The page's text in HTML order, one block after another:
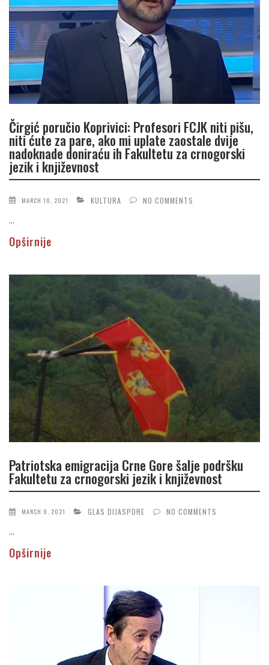
Čirgić poručio Koprivici: Profesori FCJK niti pišu,
niti ćute za pare, ako mi uplate zaostale dvije
nadoknade doniraću ih Fakultetu za crnogorski
jezik i književnost
MARCH 10, 2021 KULTURA NO COMMENTS
...
Opširnije
Patriotska emigracija Crne Gore šalje podršku
Fakultetu za crnogorski jezik i književnost
MARCH 9, 2021 GLAS DIJASPORE NO COMMENTS
...
Opširnije